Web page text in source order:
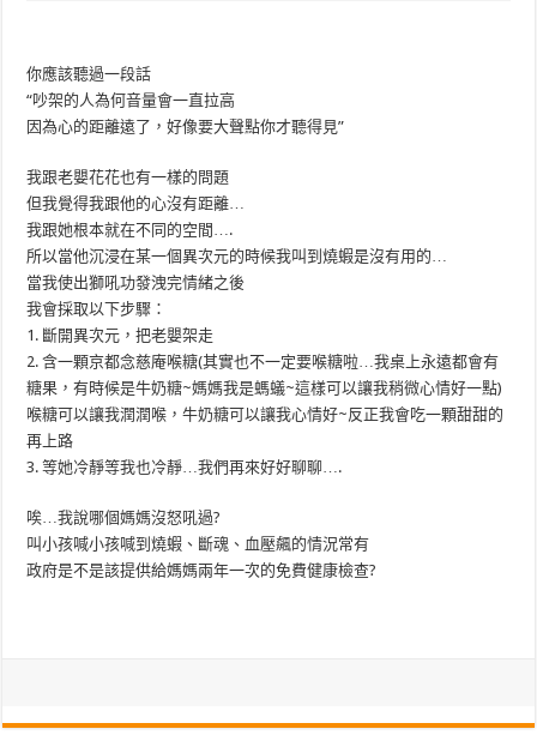
你應該聽過一段話
“吵架的人為何音量會一直拉高
因為心的距離遠了，好像要大聲點你才聽得見”
我跟老嬰花花也有一樣的問題
但我覺得我跟他的心沒有距離…
我跟她根本就在不同的空間….
所以當他沉浸在某一個異次元的時候我叫到燒蝦是沒有用的…
當我使出獅吼功發洩完情緒之後
我會採取以下步驟：
1. 斷開異次元，把老嬰架走
2. 含一顆京都念慈庵喉糖(其實也不一定要喉糖啦…我桌上永遠都會有
糖果，有時候是牛奶糖~媽媽我是螞蟻~這樣可以讓我稍微心情好一點)
喉糖可以讓我潤潤喉，牛奶糖可以讓我心情好~反正我會吃一顆甜甜的
再上路
3. 等她冷靜等我也冷靜…我們再來好好聊聊….
唉…我說哪個媽媽沒怒吼過?
叫小孩喊小孩喊到燒蝦、斷魂、血壓飆的情況常有
政府是不是該提供給媽媽兩年一次的免費健康檢查?